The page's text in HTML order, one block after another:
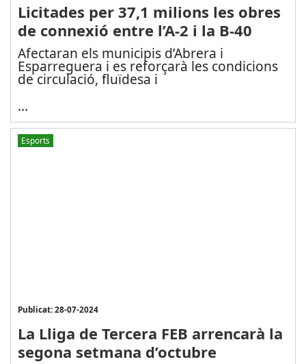
Licitades per 37,1 milions les obres
de connexió entre l’A-2 i la B-40
Afectaran els municipis d’Abrera i
Esparreguera i es reforçarà les condicions
de circulació, fluïdesa i
...
Esports
Publicat: 28-07-2024
La Lliga de Tercera FEB arrencarà la
segona setmana d’octubre